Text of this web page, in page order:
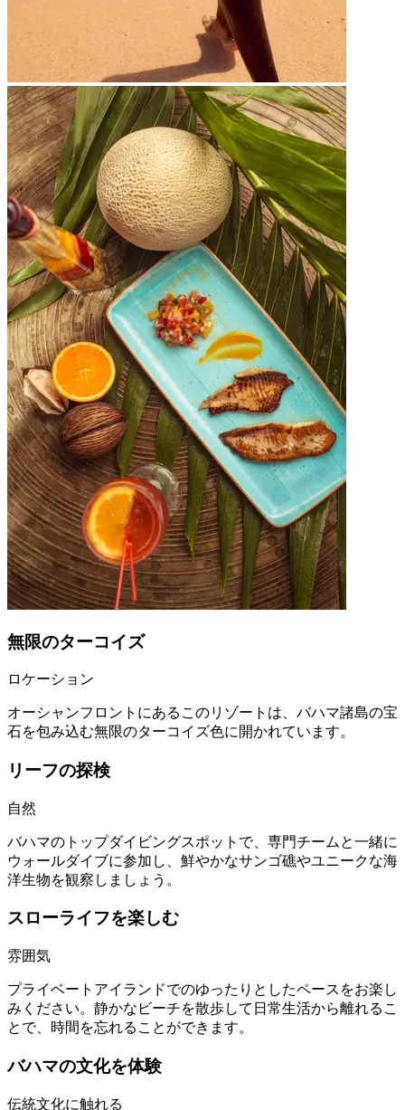
無限のターコイズ
ロケーション
オーシャンフロントにあるこのリゾートは、バハマ諸島の宝
石を包み込む無限のターコイズ色に開かれています。
リーフの探検
自然
バハマのトップダイビングスポットで、専門チームと一緒に
ウォールダイブに参加し、鮮やかなサンゴ礁やユニークな海
洋生物を観察しましょう。
スローライフを楽しむ
雰囲気
プライベートアイランドでのゆったりとしたペースをお楽し
みください。静かなビーチを散歩して日常生活から離れるこ
とで、時間を忘れることができます。
バハマの文化を体験
伝統文化に触れる